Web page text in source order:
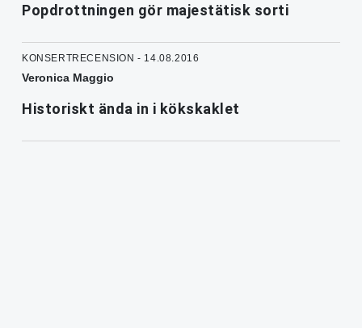
Popdrottningen gör majestätisk sorti
KONSERTRECENSION - 14.08.2016
Veronica Maggio
Historiskt ända in i kökskaklet